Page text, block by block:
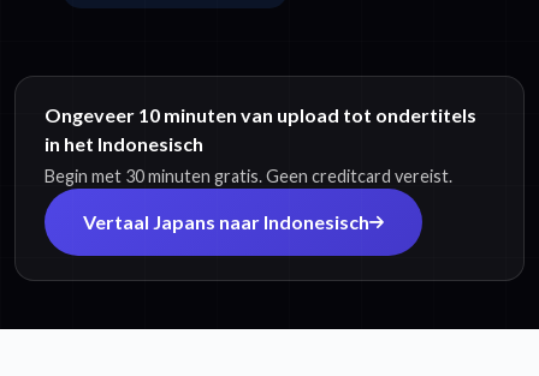
Ongeveer 10 minuten van upload tot ondertitels
in het Indonesisch
Begin met 30 minuten gratis. Geen creditcard vereist.
Vertaal Japans naar Indonesisch